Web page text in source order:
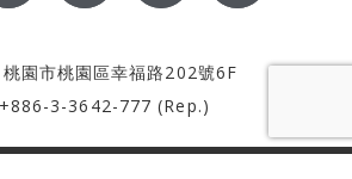
園市桃園區幸福路202號6F
3-3642-777 (Rep.)